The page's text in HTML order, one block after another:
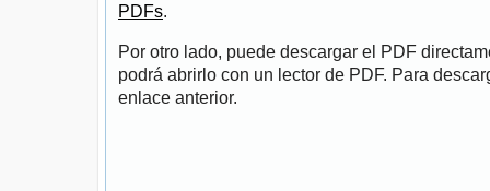
PDFs.
Por otro lado, puede descargar el PDF
podrá abrirlo con un lector de PDF. Para
enlace anterior.